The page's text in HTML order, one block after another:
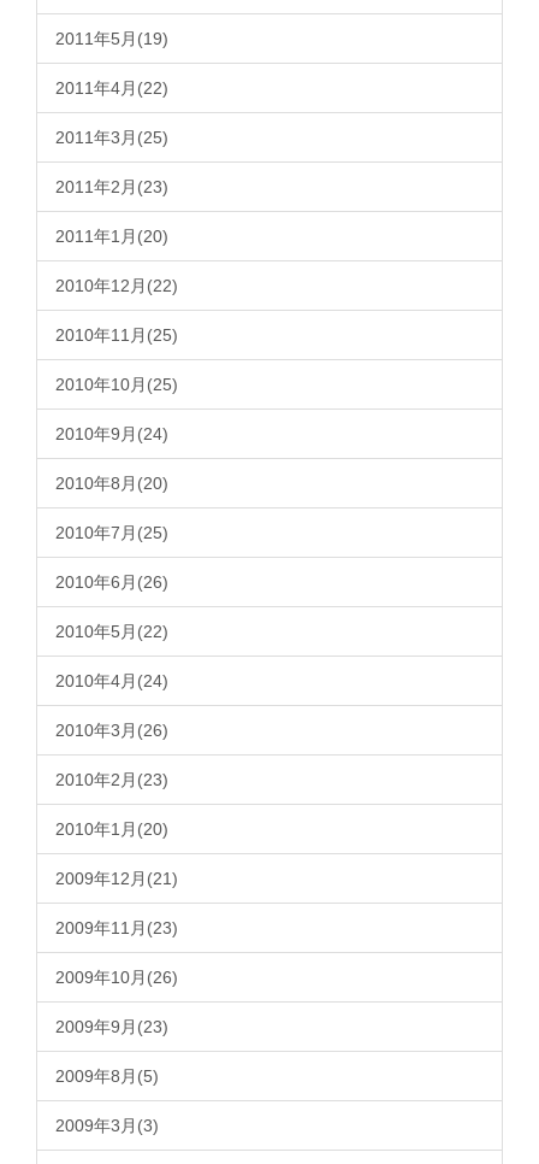
2011年5月(19)
2011年4月(22)
2011年3月(25)
2011年2月(23)
2011年1月(20)
2010年12月(22)
2010年11月(25)
2010年10月(25)
2010年9月(24)
2010年8月(20)
2010年7月(25)
2010年6月(26)
2010年5月(22)
2010年4月(24)
2010年3月(26)
2010年2月(23)
2010年1月(20)
2009年12月(21)
2009年11月(23)
2009年10月(26)
2009年9月(23)
2009年8月(5)
2009年3月(3)